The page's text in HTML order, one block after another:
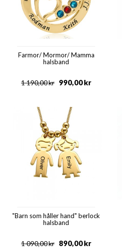
Farmor/ Mormor/ Mamma
halsband
kr
1 190,00 kr
990,00
"Barn som håller hand" berlock
halsband
kr
1 090,00 kr
890,00